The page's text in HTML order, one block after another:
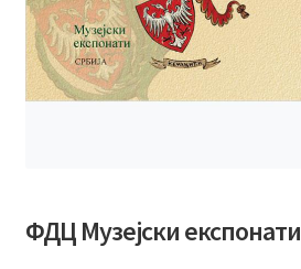
ФДЦ Музејски експонати